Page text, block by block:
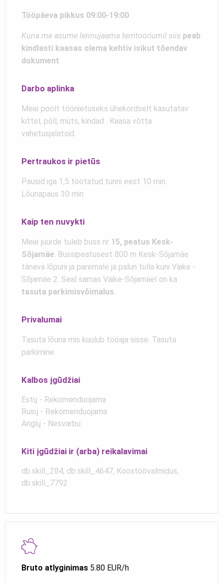
Bruto atlyginimas 5.80 EUR/h
Tööpäeva pikkus 09:00-19:00
Kuna me asume lennujaama territooriumil siis peab
kindlasti kaasas olema kehtiv isikut tõendav
dokument
Darbo aplinka
Meie poolt tööriietuseks ühekordselt kasutatav
kittel, põll, müts, kindad . Kaasa võtta
vahetusjalatsid.
Pertraukos ir pietūs
Pausid iga 1,5 töötatud tunni eest 10 min.
Lõunapaus 30 min
Kaip ten nuvykti
Meie juurde tuleb buss nr 15, peatus Kesk-
Sõjamäe . Bussipeatusest 800 m Kesk-Sõjamäe
tänava lõpuni ja paremale ja palun tulla kuni Väike -
Sõjamäe 2. Seal samas Väike-Sõjamäel on ka
tasuta parkimisvõimalus
Privalumai
Tasuta lõuna mis kuulub tööaja sisse. Tasuta
parkimine.
Kalbos įgūdžiai
Estų - Rekomenduojama
Rusų - Rekomenduojama
Anglų - Nesvarbu
Kiti įgūdžiai ir (arba) reikalavimai
db.skill_284, db.skill_4647, Koostöövalmidus,
db.skill_7792